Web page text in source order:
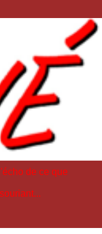
de ce que